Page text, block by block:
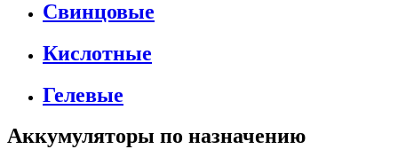
Свинцовые
Кислотные
Гелевые
Аккумуляторы по назначению